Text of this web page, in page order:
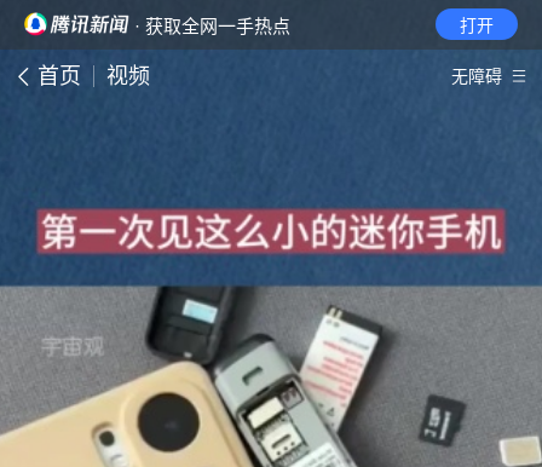
· 获取全网一手热点 打开
首页 视频 无障碍